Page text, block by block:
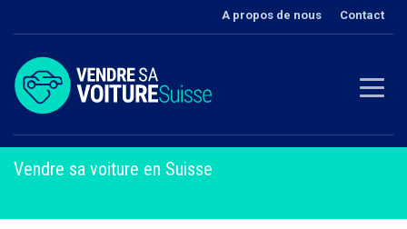
A propos de nous Contact
Vendre sa voiture en Suisse